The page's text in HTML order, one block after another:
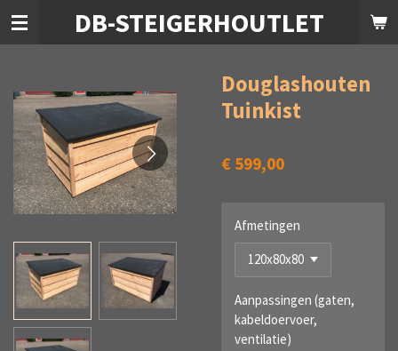
Ga
hoofdinhoud
DB-STEIGERHOUTLET
Douglashouten
Tuinkist
€ 599,00
Afmetingen
Aanpassingen (gaten,
kabeldoervoer,
ventilatie)